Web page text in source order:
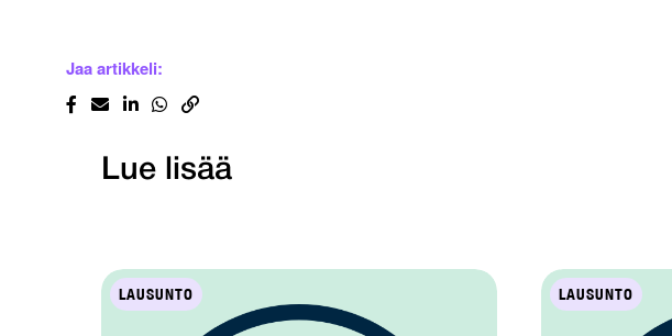
Jaa artikkeli:
Lue lisää
LAUSUNTO LAUSUNTO